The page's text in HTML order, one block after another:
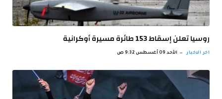
روسيا تعلن إسقاط 153 طائرة مسيرة أوكرانية
اخر الاخبار الأحد 09 أغسطس 9:32 ص